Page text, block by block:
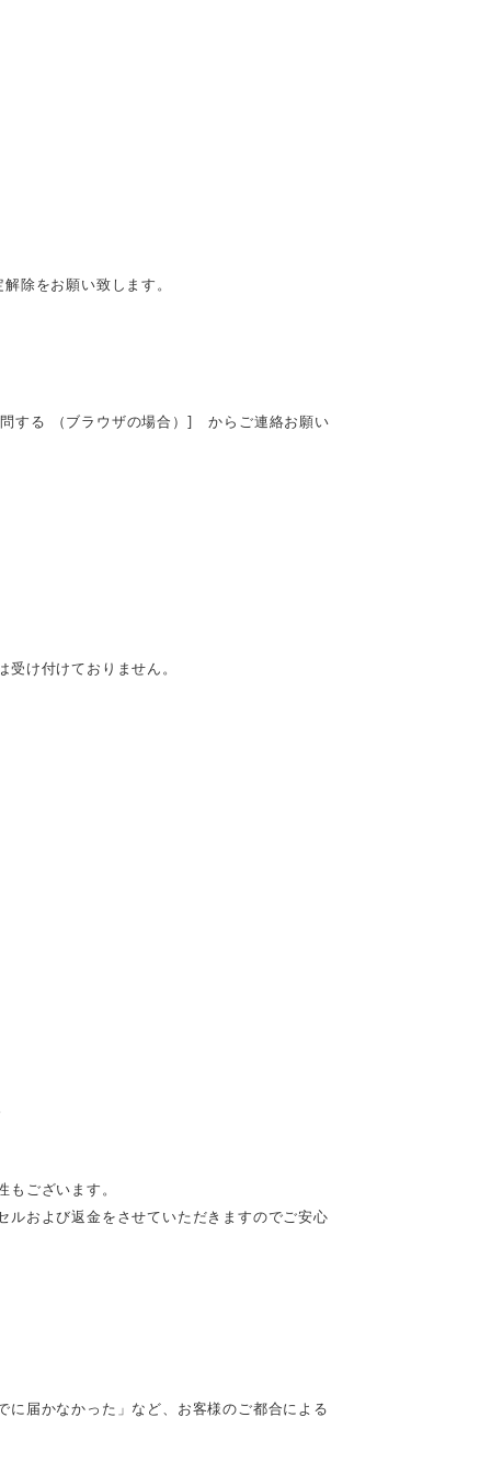
除をお願い致します。
る （ブラウザの場合）] からご連絡お願い
け付けておりません。
ございます。
ルおよび返金をさせていただきますのでご安心
届かなかった」など、お客様のご都合による